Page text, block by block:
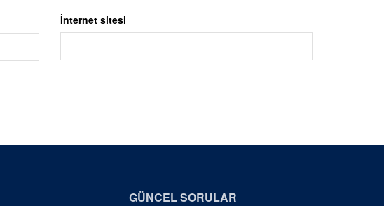
İnternet sitesi
GÜNCEL SORULAR